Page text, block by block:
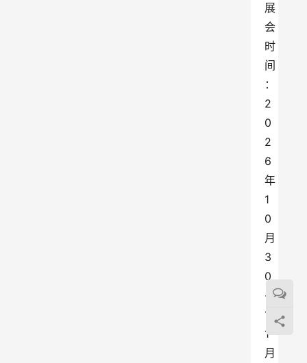
展
会
时
间
：
2
0
2
6
年
1
0
月
3
0
-
1
1
月